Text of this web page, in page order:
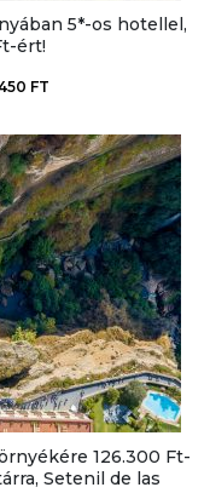
5*-os hotellel,
ért!
FT
126.300 Ft-
Setenil de las